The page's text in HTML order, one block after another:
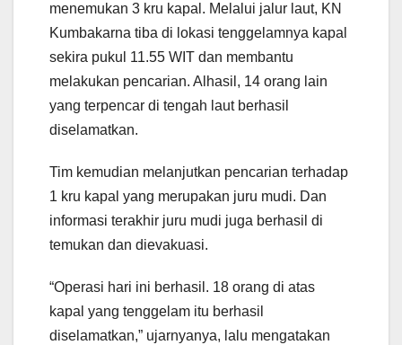
menemukan 3 kru kapal. Melalui jalur laut, KN
Kumbakarna tiba di lokasi tenggelamnya kapal
sekira pukul 11.55 WIT dan membantu
melakukan pencarian. Alhasil, 14 orang lain
yang terpencar di tengah laut berhasil
diselamatkan.
Tim kemudian melanjutkan pencarian terhadap
1 kru kapal yang merupakan juru mudi. Dan
informasi terakhir juru mudi juga berhasil di
temukan dan dievakuasi.
“Operasi hari ini berhasil. 18 orang di atas
kapal yang tenggelam itu berhasil
diselamatkan,” ujarnyanya, lalu mengatakan